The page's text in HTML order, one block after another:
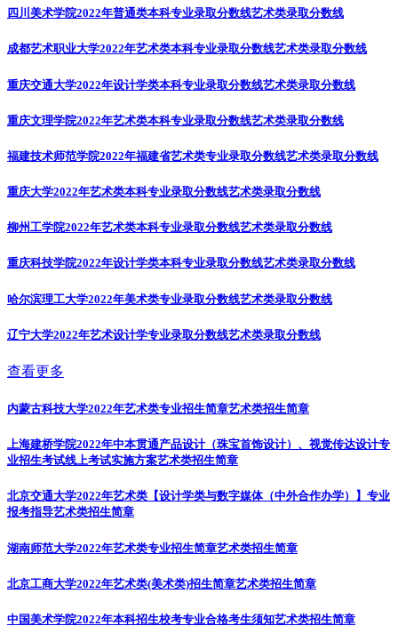
四川美术学院2022年普通类本科专业录取分数线艺术类录取分数线
成都艺术职业大学2022年艺术类本科专业录取分数线艺术类录取分数线
重庆交通大学2022年设计学类本科专业录取分数线艺术类录取分数线
重庆文理学院2022年艺术类本科专业录取分数线艺术类录取分数线
福建技术师范学院2022年福建省艺术类专业录取分数线艺术类录取分数线
重庆大学2022年艺术类本科专业录取分数线艺术类录取分数线
柳州工学院2022年艺术类本科专业录取分数线艺术类录取分数线
重庆科技学院2022年设计学类本科专业录取分数线艺术类录取分数线
哈尔滨理工大学2022年美术类专业录取分数线艺术类录取分数线
辽宁大学2022年艺术设计学专业录取分数线艺术类录取分数线
查看更多
内蒙古科技大学2022年艺术类专业招生简章艺术类招生简章
上海建桥学院2022年中本贯通产品设计（珠宝首饰设计）、视觉传达设计专
业招生考试线上考试实施方案艺术类招生简章
北京交通大学2022年艺术类【设计学类与数字媒体（中外合作办学）】专业
报考指导艺术类招生简章
湖南师范大学2022年艺术类专业招生简章艺术类招生简章
北京工商大学2022年艺术类(美术类)招生简章艺术类招生简章
中国美术学院2022年本科招生校考专业合格考生须知艺术类招生简章